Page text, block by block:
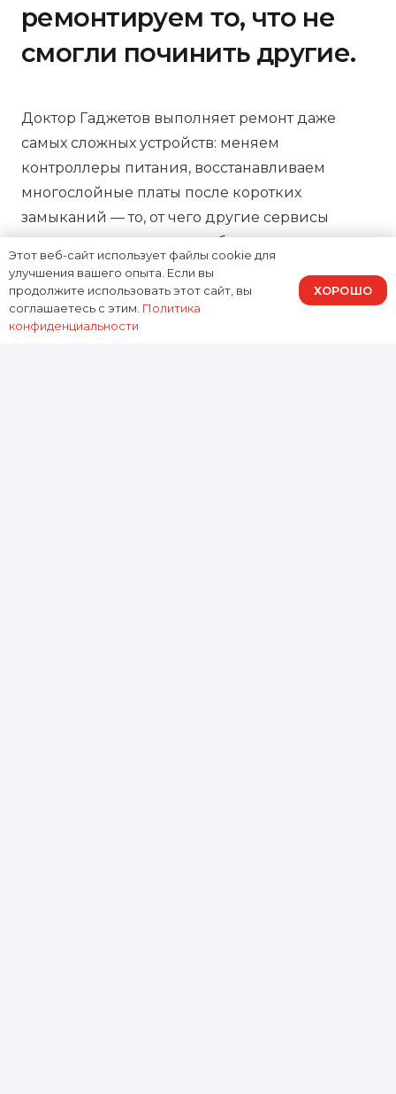
ремонтируем то, что не
смогли починить другие.
Доктор Гаджетов выполняет ремонт даже
самых сложных устройств: меняем
контроллеры питания, восстанавливаем
многослойные платы после коротких
замыканий — то, от чего другие сервисы
отказываются как нерентабельного.
Диагностика занимает всего 15 минут, процесс
ремонта можно отслеживать онлайн, а на все
работы предоставляем зафиксированную в
Этот веб-сайт использует файлы cookie для
улучшения вашего опыта. Если вы
продолжите использовать этот сайт, вы
соглашаетесь с этим. Политика
конфиденциальности
ХОРОШО